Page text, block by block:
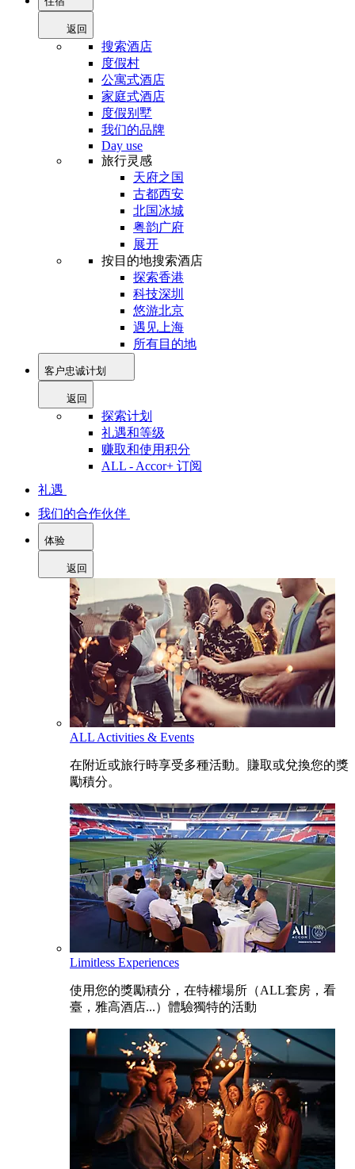
返回
搜索酒店
度假村
公寓式酒店
家庭式酒店
度假别墅
我们的品牌
Day use
旅行灵感
天府之国
古都西安
北国冰城
粤韵广府
展开
按目的地搜索酒店
探索香港
科技深圳
悠游北京
遇见上海
所有目的地
客户忠诚计划
返回
探索计划
礼遇和等级
赚取和使用积分
ALL - Accor+ 订阅
礼遇
我们的合作伙伴
体验
返回
ALL Activities & Events
在附近或旅行時享受多種活動。賺取或兌換您的獎
勵積分。
Limitless Experiences
使用您的獎勵積分，在特權場所（ALL套房，看
臺，雅高酒店...）體驗獨特的活動